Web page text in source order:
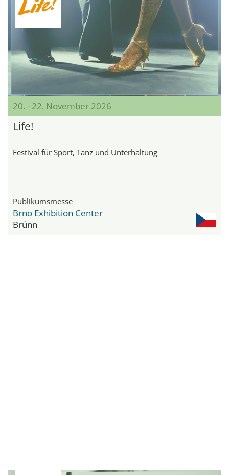
20. - 22. November 2026
Life!
Festival für Sport, Tanz und Unterhaltung
Publikumsmesse
Brno Exhibition Center
Brünn